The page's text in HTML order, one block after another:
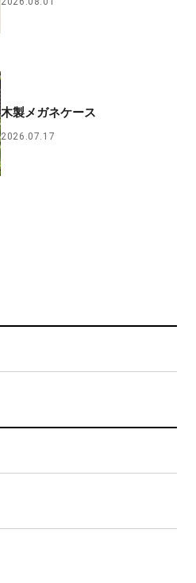
木製メガネケース
2026.07.17